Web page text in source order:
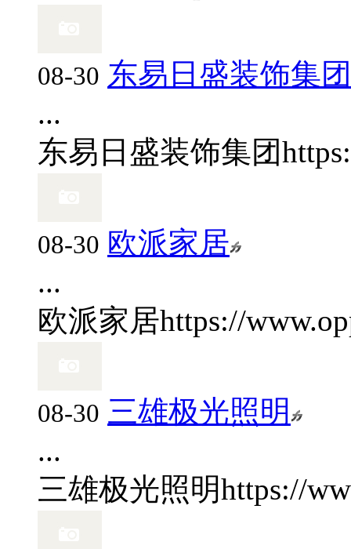
08-30 东易日盛装饰集团
...
东易日盛装饰集团
08-30 欧派家居
...
欧派家居https://
08-30 三雄极光照明
...
三雄极光照明https://